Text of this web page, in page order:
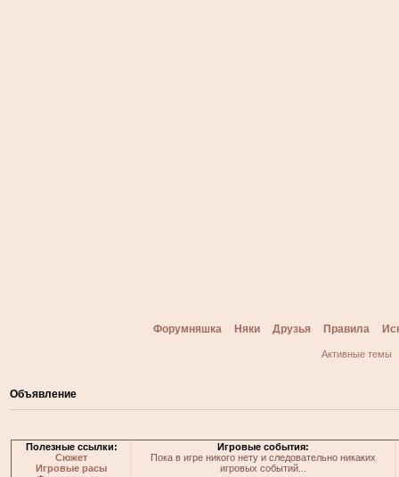
Форумняшка Няки Друзья Правила
Активные темы
Объявление
Полезные ссылки:
Сюжет
Игровые расы
Игровые события:
Пока в игре никого нету и следовательно никаких
игровых событий...